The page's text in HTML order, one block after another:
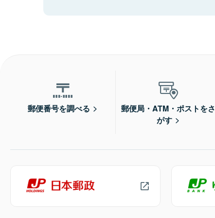
郵便番号を調べる
郵便局・ATM・ポストをさ
がす